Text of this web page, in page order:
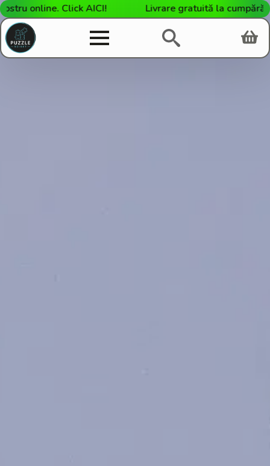
online. Click AICI! Livrare gratuită la cumpărături